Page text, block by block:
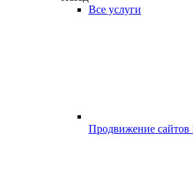
Все услуги
Продвижение сайтов